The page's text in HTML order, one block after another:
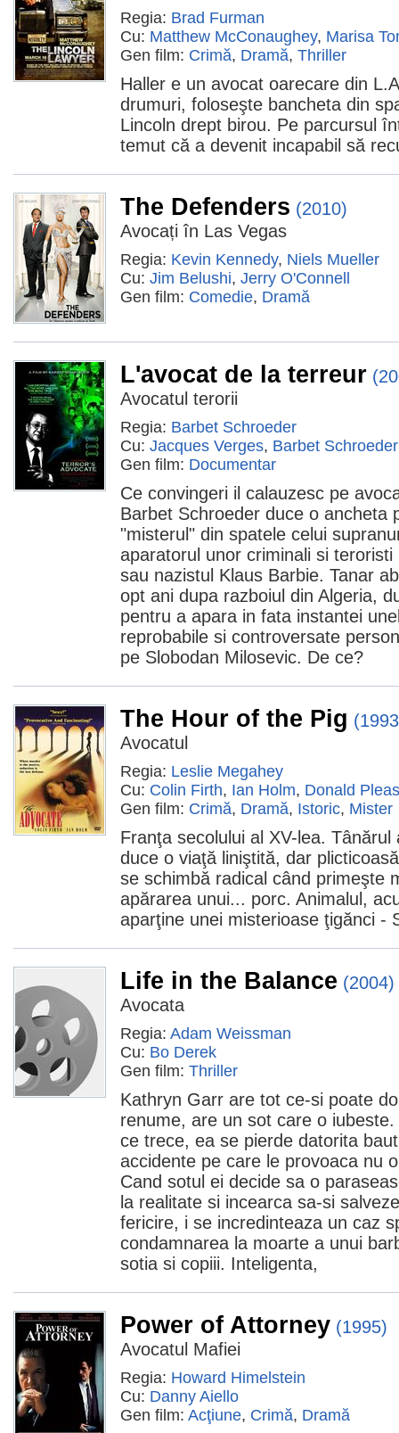
Regia: Brad Furman
Cu: Matthew McConaughey, Marisa
Gen film: Crimă, Dramă, Thriller
Haller e un avocat oarecare din
drumuri, foloseşte bancheta din
Lincoln drept birou. Pe parcursul
temut că a devenit incapabil să
The Defenders (2010)
Avocați în Las Vegas
Regia: Kevin Kennedy, Niels Mueller
Cu: Jim Belushi, Jerry O'Connell
Gen film: Comedie, Dramă
L'avocat de la terreur
Avocatul terorii
Regia: Barbet Schroeder
Cu: Jacques Verges, Barbet Schroeder
Gen film: Documentar
Ce convingeri il calauzesc pe
Barbet Schroeder duce o ancheta
"misterul" din spatele celui
aparatorul unor criminali si
sau nazistul Klaus Barbie. Tanar
opt ani dupa razboiul din Algeria,
pentru a apara in fata instantei
reprobabile si controversate
pe Slobodan Milosevic. De ce?
The Hour of the Pig
Avocatul
Regia: Leslie Megahey
Cu: Colin Firth, Ian Holm, Donald
Gen film: Crimă, Dramă, Istoric, Mister
Franţa secolului al XV-lea.
duce o viaţă liniştită, dar
se schimbă radical când primeşte
apărarea unui... porc. Animalul,
aparţine unei misterioase ţigănci -
Life in the Balance (2004)
Avocata
Regia: Adam Weissman
Cu: Bo Derek
Gen film: Thriller
Kathryn Garr are tot ce-si poate
renume, are un sot care o
ce trece, ea se pierde datorita
accidente pe care le provoaca nu
Cand sotul ei decide sa o
la realitate si incearca sa-si
fericire, i se incredinteaza un caz
condamnarea la moarte a unui
sotia si copiii. Inteligenta,
Power of Attorney (1995)
Avocatul Mafiei
Regia: Howard Himelstein
Cu: Danny Aiello
Gen film: Acţiune, Crimă, Dramă